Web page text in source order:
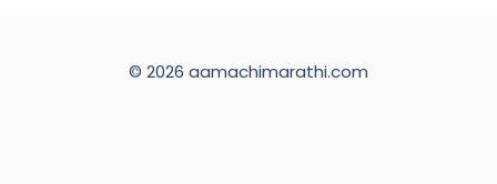
© 2026 aamachimarathi.com